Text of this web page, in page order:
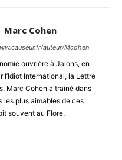
Marc Cohen
auteur/Mcohen
ouvrière à Jalons, en
l’Idiot International, la Lettre
Marc Cohen a traîné dans
plus aimables de ces
souvent au Flore.